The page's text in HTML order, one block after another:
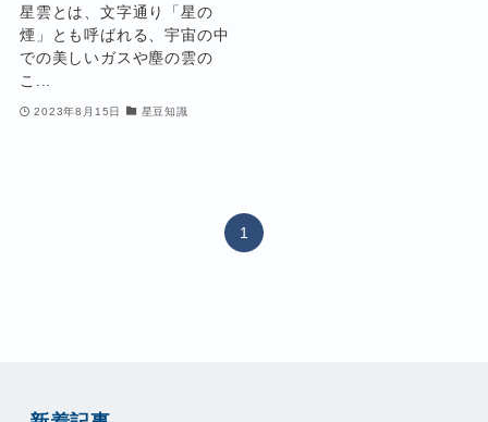
星雲とは、文字通り「星の
煙」とも呼ばれる、宇宙の中
での美しいガスや塵の雲の
こ...
2023年8月15日 星豆知識
1